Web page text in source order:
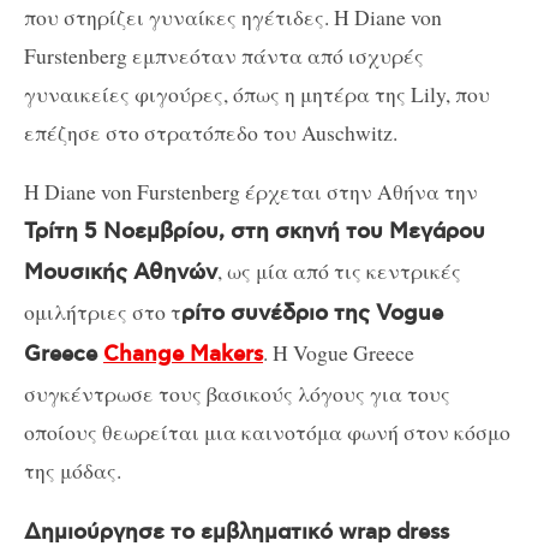
που στηρίζει γυναίκες ηγέτιδες. Η Diane von
Furstenberg εμπνεόταν πάντα από ισχυρές
γυναικείες φιγούρες, όπως η μητέρα της Lily, που
επέζησε στο στρατόπεδο του Auschwitz.
Η Diane von Furstenberg έρχεται στην Αθήνα την
Τρίτη 5 Νοεμβρίου, στη σκηνή του Μεγάρου
Μουσικής Αθηνών, ως μία από τις κεντρικές
ομιλήτριες στο τρίτο συνέδριο της Vogue
Greece Change Makers. Η Vogue Greece
συγκέντρωσε τους βασικούς λόγους για τους
οποίους θεωρείται μια καινοτόμα φωνή στον κόσμο
της μόδας.
Δημιούργησε το εμβληματικό wrap dress